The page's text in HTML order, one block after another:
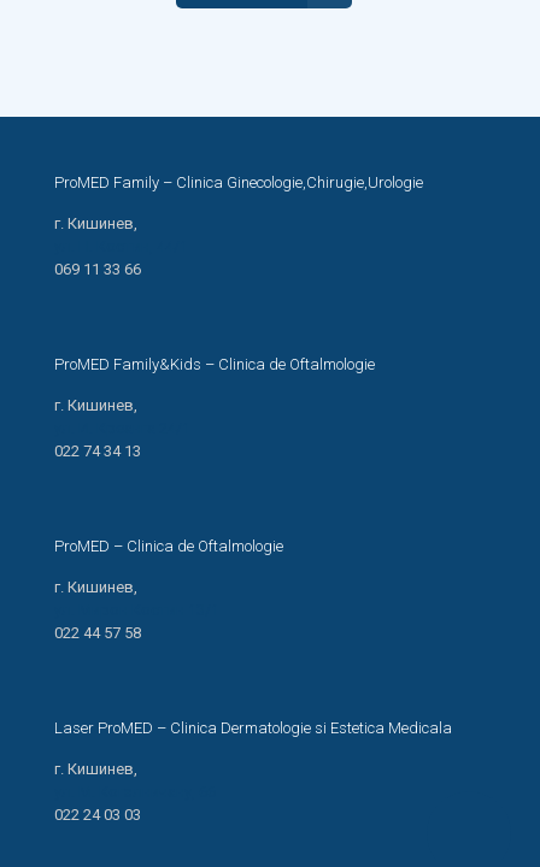
ProMED Family – Clinica Ginecologie,Chirugie,Urologie
г. Кишинев,
069 11 33 66
ProMED Family&Kids – Clinica de Oftalmologie
г. Кишинев,
022 74 34 13
ProMED – Clinica de Oftalmologie
г. Кишинев,
022 44 57 58
Laser ProMED – Clinica Dermatologie si Estetica Medicala
г. Кишинев,
022 24 03 03